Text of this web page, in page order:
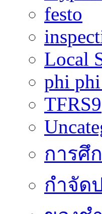
festo
Local
phi
TFRS9
การศึ
กำจัด